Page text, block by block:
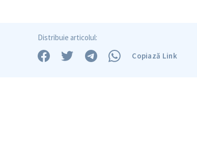
Distribuie articolul:
Copiază Link